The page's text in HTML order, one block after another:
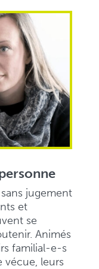
jugement
et
se
Animés
familial-e-s
vécue, leurs